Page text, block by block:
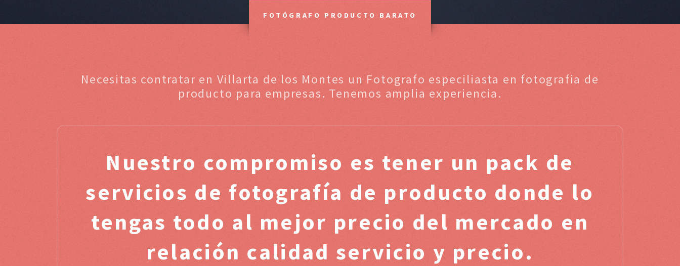
FOTÓGRAFO PRODUCTO BARATO
Necesitas contratar en Villarta de los Montes un Fotografo especiliasta en fotografia de
producto para empresas. Tenemos amplia experiencia.
Nuestro compromiso es tener un pack de
servicios de fotografía de producto donde lo
tengas todo al mejor precio del mercado en
relación calidad servicio y precio.